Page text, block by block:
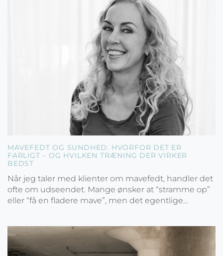
MAVEFEDT OG SUNDHED: HVORFOR DET ER
FARLIGT – OG HVILKEN TRÆNING DER VIRKER
BEDST
Når jeg taler med klienter om mavefedt, handler det
ofte om udseendet. Mange ønsker at “stramme op”
eller “få en fladere mave”, men det egentlige...